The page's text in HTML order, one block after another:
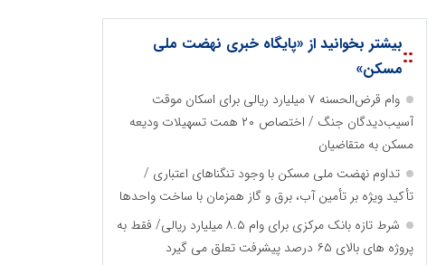
::بیشتر بخوانید از «پایگاه خبری نهضت ملی
مسکن»
وام قرض‌الحسنه ۷ میلیارد ریالی برای اسکان موقت
آسیب‌دیدگان جنگ / اختصاص ۲۰ همت تسهیلات ودیعه
مسکن به متقاضیان
تداوم نهضت ملی مسکن با وجود تنگناهای اعتباری /
تأکید ویژه بر تأمین آب، برق و گاز همزمان با ساخت واحدها
شرط تازه بانک مرکزی برای وام ۸.۵ میلیارد ریالی/ فقط به
پروژه های بالای ۶۵ درصد پیشرفت تعلق می گیرد